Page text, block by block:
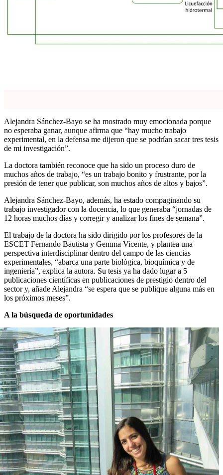
Alejandra Sánchez-Bayo se ha mostrado muy emocionada porque
no esperaba ganar, aunque afirma que “hay mucho trabajo
experimental, en la defensa me dijeron que se podrían sacar tres tesis
de mi investigación”.
La doctora también reconoce que ha sido un proceso duro de
muchos años de trabajo, “es un trabajo bonito y frustrante, por la
presión de tener que publicar, son muchos años de altos y bajos”.
Alejandra Sánchez-Bayo, además, ha estado compaginando su
trabajo investigador con la docencia, lo que generaba “jornadas de
12 horas muchos días y corregir y analizar los fines de semana”.
El trabajo de la doctora ha sido dirigido por los profesores de la
ESCET Fernando Bautista y Gemma Vicente, y plantea una
perspectiva interdisciplinar dentro del campo de las ciencias
experimentales, “abarca una parte biológica, bioquímica y de
ingeniería”, explica la autora. Su tesis ya ha dado lugar a 5
publicaciones científicas en publicaciones de prestigio dentro del
sector y, añade Alejandra “se espera que se publique alguna más en
los próximos meses”.
A la búsqueda de oportunidades